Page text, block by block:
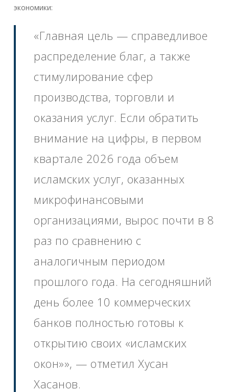
экономики:
«Главная цель — справедливое
распределение благ, а также
стимулирование сфер
производства, торговли и
оказания услуг. Если обратить
внимание на цифры, в первом
квартале 2026 года объем
исламских услуг, оказанных
микрофинансовыми
организациями, вырос почти в 8
раз по сравнению с
аналогичным периодом
прошлого года. На сегодняшний
день более 10 коммерческих
банков полностью готовы к
открытию своих «исламских
окон»», — отметил Хусан
Хасанов.